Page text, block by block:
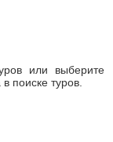
или выберите
поиске туров.